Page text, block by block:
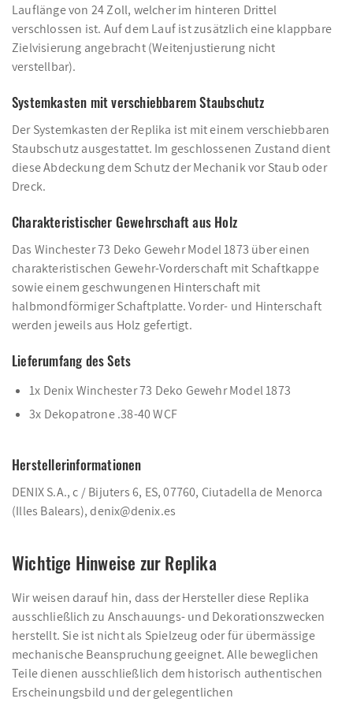
Lauflänge von 24 Zoll, welcher im hinteren Drittel
verschlossen ist. Auf dem Lauf ist zusätzlich eine klappbare
Zielvisierung angebracht (Weitenjustierung nicht
verstellbar).
Systemkasten mit verschiebbarem Staubschutz
Der Systemkasten der Replika ist mit einem verschiebbaren
Staubschutz ausgestattet. Im geschlossenen Zustand dient
diese Abdeckung dem Schutz der Mechanik vor Staub oder
Dreck.
Charakteristischer Gewehrschaft aus Holz
Das Winchester 73 Deko Gewehr Model 1873 über einen
charakteristischen Gewehr-Vorderschaft mit Schaftkappe
sowie einem geschwungenen Hinterschaft mit
halbmondförmiger Schaftplatte. Vorder- und Hinterschaft
werden jeweils aus Holz gefertigt.
Lieferumfang des Sets
1x Denix Winchester 73 Deko Gewehr Model 1873
3x Dekopatrone .38-40 WCF
Herstellerinformationen
DENIX S.A., c / Bijuters 6, ES, 07760, Ciutadella de Menorca
(Illes Balears), denix@denix.es
Wichtige Hinweise zur Replika
Wir weisen darauf hin, dass der Hersteller diese Replika
ausschließlich zu Anschauungs- und Dekorationszwecken
herstellt. Sie ist nicht als Spielzeug oder für übermässige
mechanische Beanspruchung geeignet. Alle beweglichen
Teile dienen ausschließlich dem historisch authentischen
Erscheinungsbild und der gelegentlichen